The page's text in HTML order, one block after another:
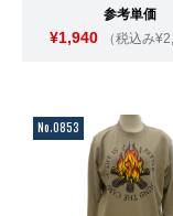
参考単価
¥1,940 （税込み
No.0853